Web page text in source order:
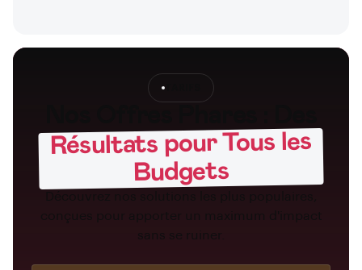
Résultats pour Tous les
Budgets
sans se ruiner.